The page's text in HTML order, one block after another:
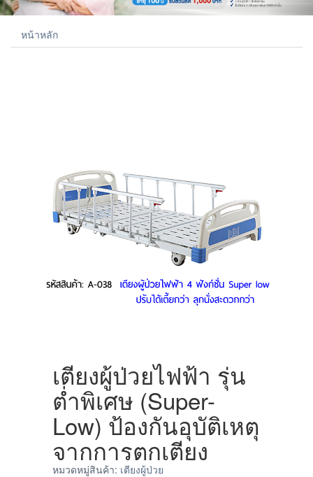
หน้าหลัก
เตียงผู้ป่วยไฟฟ้า รุ่น
ต่ำพิเศษ (Super-
Low) ป้องกันอุบัติเหตุ
จากการตกเตียง
หมวดหมู่สินค้า: เตียงผู้ป่วย